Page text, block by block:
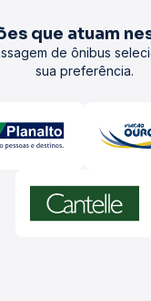
que atuam
de ônibus
sua preferência.